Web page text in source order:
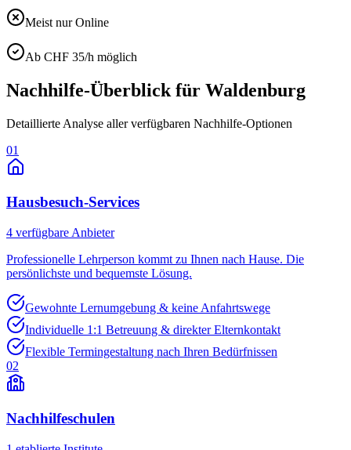
Meist nur Online
Ab CHF 35/h möglich
Nachhilfe-Überblick für Waldenburg
Detaillierte Analyse aller verfügbaren Nachhilfe-Optionen
01
Hausbesuch-Services
4 verfügbare Anbieter
Professionelle Lehrperson kommt zu Ihnen nach Hause. Die
persönlichste und bequemste Lösung.
Gewohnte Lernumgebung & keine Anfahrtswege
Individuelle 1:1 Betreuung & direkter Elternkontakt
Flexible Termingestaltung nach Ihren Bedürfnissen
02
Nachhilfeschulen